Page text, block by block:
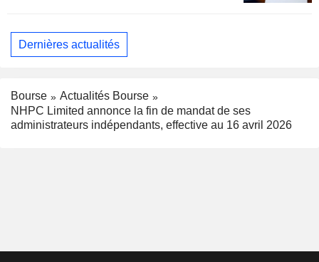
Dernières actualités
Bourse
Actualités Bourse
NHPC Limited annonce la fin de mandat de ses
administrateurs indépendants, effective au 16 avril 2026